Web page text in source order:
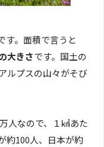
す。面積で言うと
大きさです。国土の
ルプスの山々がそび
人なので、１㎢あた
約100人、日本が約